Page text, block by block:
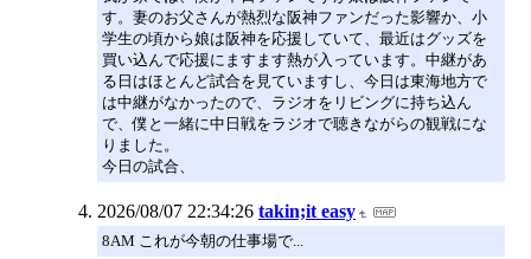
す。妻のお父さんが熱烈な阪神ファンだった影響か、小
学生の頃から娘は阪神を応援していて、最近はグッズを
買い込んで応援にますます熱が入っています。中継があ
る日はほとんど試合を見ていますし、今日は東海地方で
は中継がなかったので、ラジオをリビングに持ち込ん
で、僕と一緒に中日戦をラジオで聴きながらの観戦にな
りました。
今日の試合、
2026/08/07 22:34:26 takin;it easy
8AM これが今朝の仕事場で...